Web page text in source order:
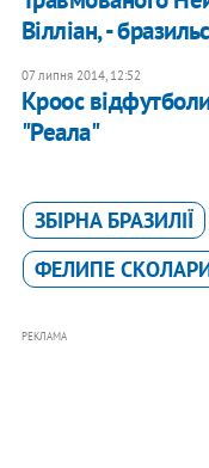
Вілліан, -
07 липня 2014, 12:52
Кроос
"Реала"
ЗБІРНА БРАЗИЛІЇ
ФЕЛИПЕ
РЕКЛАМА